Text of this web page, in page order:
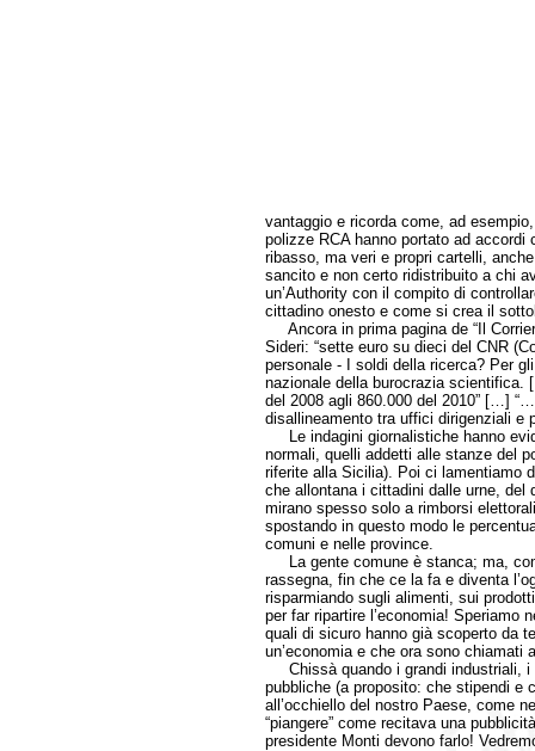
vantaggio e ricorda come, ad
polizze RCA hanno portato ad accordi
ribasso, ma veri e propri cartelli,
sancito e non certo ridistribuito a chi
un’Authority con il compito di
cittadino onesto e come si crea il
Ancora in prima pagina de “Il
Sideri: “sette euro su dieci del CNR
personale - I soldi della ricerca? Per
nazionale della burocrazia scientifica.
del 2008 agli 860.000 del 2010” […]
disallineamento tra uffici dirigenziali e
Le indagini giornalistiche hanno
normali, quelli addetti alle stanze del
riferite alla Sicilia). Poi ci lamentiamo
che allontana i cittadini dalle urne,
mirano spesso solo a rimborsi
spostando in questo modo le
comuni e nelle province.
La gente comune è stanca; ma,
rassegna, fin che ce la fa e diventa
risparmiando sugli alimenti, sui
per far ripartire l’economia! Speriamo
quali di sicuro hanno già scoperto da
un’economia e che ora sono chiamati
Chissà quando i grandi industriali, i
pubbliche (a proposito: che stipendi e
all’occhiello del nostro Paese, come
“piangere” come recitava una
presidente Monti devono farlo!